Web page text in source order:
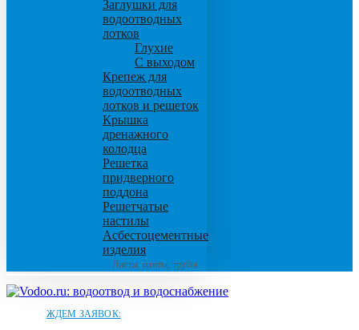
Заглушки для
водоотводных
лотков
Глухие
С выходом
Крепеж для
водоотводных
лотков и решеток
Крышка
дренажного
колодца
Решетка
придверного
поддона
Решетчатые
настилы
Асбестоцементные
изделия
Листы, плиты, трубы
ЖДЕМ ЗАЯВОК: